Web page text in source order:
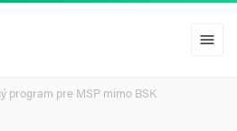
menu
program pre MSP mimo BSK